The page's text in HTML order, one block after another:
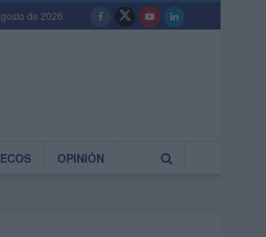
de 2026
OPINIÓN